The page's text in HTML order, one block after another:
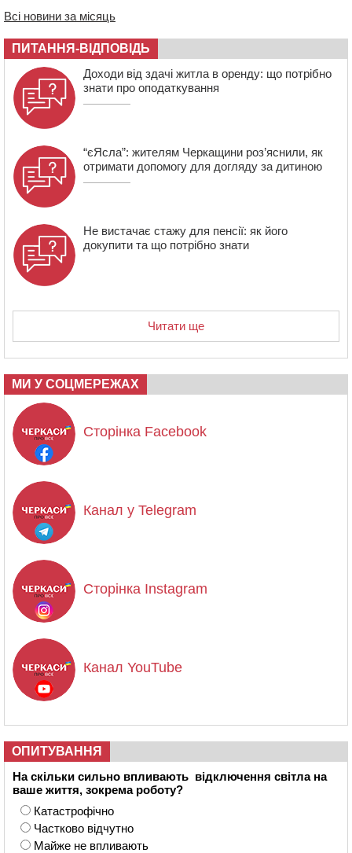
08:20
Обрано претендента на посаду директора
Мокрокалигірського психоневрологічного інтернату
07:23 Уманські міграційники видворили з країни грузина,
який відсидів термін у колонії
Всі новини за місяць
ПИТАННЯ-ВІДПОВІДЬ
Доходи від здачі житла в оренду: що потрібно
знати про оподаткування
“єЯсла”: жителям Черкащини роз’яснили, як
отримати допомогу для догляду за дитиною
Не вистачає стажу для пенсії: як його
докупити та що потрібно знати
Читати ще
МИ У СОЦМЕРЕЖАХ
Сторінка Facebook
Канал у Telegram
Сторінка Instagram
Канал YouTube
ОПИТУВАННЯ
На скільки сильно впливають відключення світла на
ваше життя, зокрема роботу?
Катастрофічно
Частково відчутно
Майже не впливають